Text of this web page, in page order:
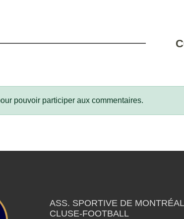
pouvoir participer aux commentaires.
ASS. SPORTIVE DE
CLUSE-FOOTBALL